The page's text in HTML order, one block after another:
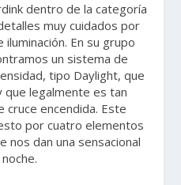
dentro de la categoría
muy cuidados por
En su grupo
un sistema de
tipo Daylight, que
legalmente es tan
cruce encendida. Este
por cuatro elementos
nos dan una sensacional